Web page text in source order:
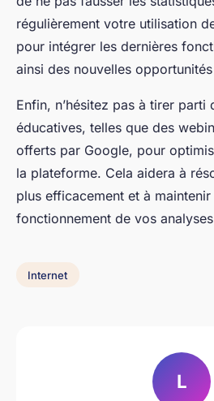
régulièrement votre utilisation
pour intégrer les dernières
ainsi des nouvelles opportunités
Enfin, n’hésitez pas à tirer parti
éducatives, telles que des
offerts par Google, pour
la plateforme. Cela aidera à
plus efficacement et à
fonctionnement de vos
Internet
L